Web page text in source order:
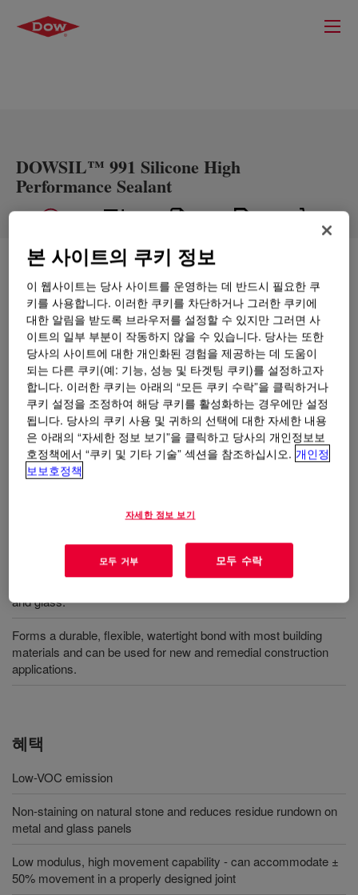
DOWSIL™ 991 Silicone High
Performance Sealant
무엇입니까DOWSIL™ 991 Silicone High
Performance Sealant?
DOWSIL™ 991 실리콘은 천연 석재와 같은 다공성 기판
의 얼룩을 방지하고 금속 패널 및 유리에 줄무늬를 최소
화하도록 특별히 설계된 중간 모듈러스 엘라스토머 실
란트입니다.
Specially formulated to prevent staining of porous substrates
and glass.
Forms a durable, flexible, watertight bond with most building
materials and can be used for new and remedial construction
applications.
혜택
Low-VOC emission
Non-staining on natural stone and reduces residue rundown on
metal and glass panels
Low modulus, high movement capability - can accommodate ±
50% movement in a properly designed joint
본 사이트의 쿠키 정보
이 웹사이트는 당사 사이트를 운영하는 데 반드시 필요한 쿠
키를 사용합니다. 이러한 쿠키를 차단하거나 그러한 쿠키에
대한 알림을 받도록 브라우저를 설정할 수 있지만 그러면 사
이트의 일부 부분이 작동하지 않을 수 있습니다. 당사는 또한
당사의 사이트에 대한 개인화된 경험을 제공하는 데 도움이
되는 다른 쿠키(예: 기능, 성능 및 타겟팅 쿠키)를 설정하고자
합니다. 이러한 쿠키는 아래의 “모든 쿠키 수락”을 클릭하거나
쿠키 설정을 조정하여 해당 쿠키를 활성화하는 경우에만 설정
됩니다. 당사의 쿠키 사용 및 귀하의 선택에 대한 자세한 내용
은 아래의 “자세한 정보 보기”을 클릭하고 당사의 개인정보보
호정책에서 “쿠키 및 기타 기술” 섹션을 참조하십시오. 개인정
보보호정책
자세한 정보 보기
모두 거부 모두 수락